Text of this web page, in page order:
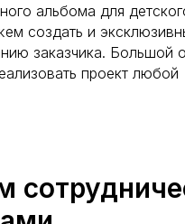
альбома для
создать и
заказчика. Большой
проект любой